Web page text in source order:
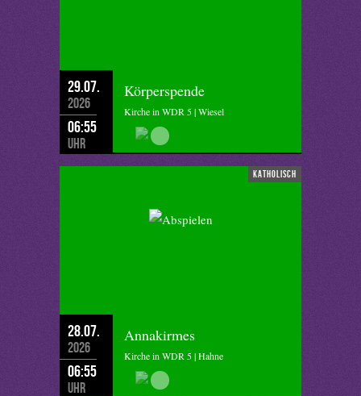
29.07.
2026
06:55
Uhr
Körperspende
Kirche in WDR 5 | Wiesel
katholisch
28.07.
2026
06:55
Uhr
Annakirmes
Kirche in WDR 5 | Hahne